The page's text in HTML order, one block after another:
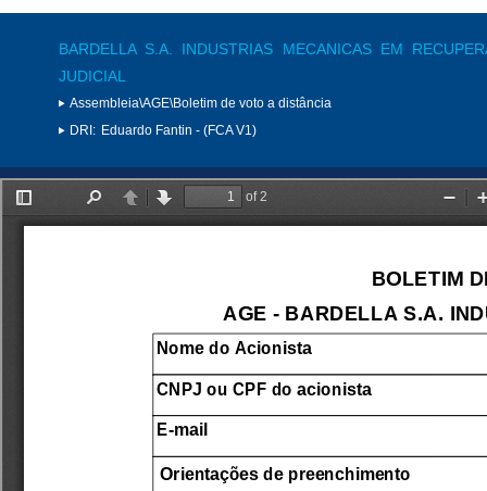
BARDELLA S.A. INDUSTRIAS MECANICAS EM
JUDICIAL
Assembleia\AGE\Boletim de voto a distância
DRI: Eduardo Fantin - (FCA V1)